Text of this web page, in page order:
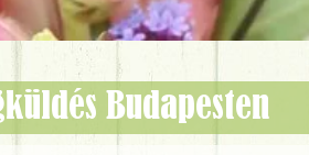
Budapesten